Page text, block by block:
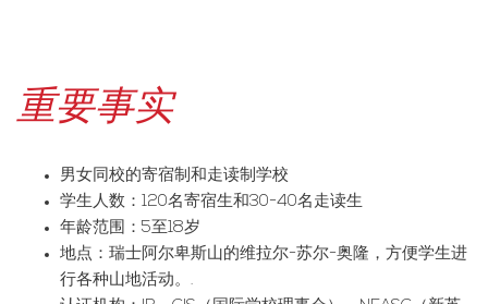
重要事实
男女同校的寄宿制和走读制学校
学生人数：120名寄宿生和30-40名走读生
年龄范围：5至18岁
地点：瑞士阿尔卑斯山的维拉尔-苏尔-奥隆，方便学生进
行各种山地活动。.